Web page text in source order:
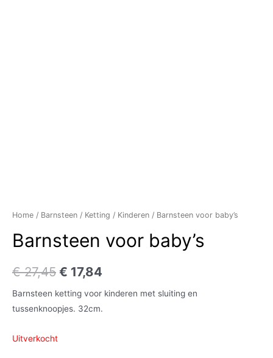
Home / Barnsteen / Ketting / Kinderen / Barnsteen voor baby’s
Barnsteen voor baby’s
€27,45 € 17,84
Barnsteen ketting voor kinderen met sluiting en
tussenknoopjes. 32cm.
Uitverkocht